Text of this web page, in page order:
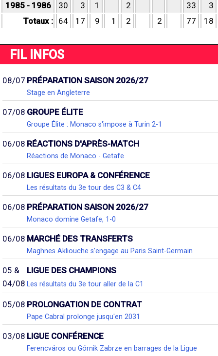
1985 - 1986
30 3 1 2 33
3
Totaux : 64 17 9 1 2 2 77 18
FIL INFOS
08/07 PRÉPARATION SAISON 2026/27
Stage en Angleterre
07/08 GROUPE ÉLITE
Groupe Élite : Monaco s'impose à Turin 2-1
06/08 RÉACTIONS D'APRÈS-MATCH
Réactions de Monaco - Getafe
06/08 LIGUES EUROPA & CONFÉRENCE
Les résultats du 3e tour des C3 & C4
06/08 PRÉPARATION SAISON 2026/27
Monaco domine Getafe, 1-0
06/08 MARCHÉ DES TRANSFERTS
Maghnes Akliouche s'engage au Paris Saint-Germain
05 &
04/08
LIGUE DES CHAMPIONS
Les résultats du 3e tour aller de la C1
05/08 PROLONGATION DE CONTRAT
Pape Cabral prolonge jusqu'en 2031
03/08 LIGUE CONFÉRENCE
Ferencváros ou Górnik Zabrze en barrages de la Ligue